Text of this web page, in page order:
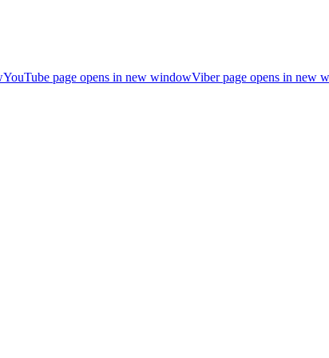
YouTube page opens in new windowViber page opens in new